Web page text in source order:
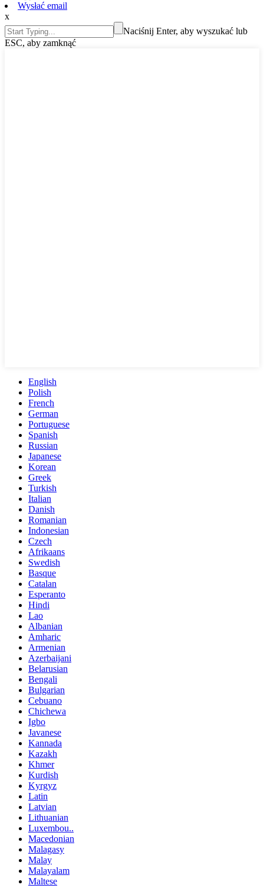
Wysłać email
x
Naciśnij Enter, aby wyszukać lub
ESC, aby zamknąć
English
Polish
French
German
Portuguese
Spanish
Russian
Japanese
Korean
Greek
Turkish
Italian
Danish
Romanian
Indonesian
Czech
Afrikaans
Swedish
Basque
Catalan
Esperanto
Hindi
Lao
Albanian
Amharic
Armenian
Azerbaijani
Belarusian
Bengali
Bulgarian
Cebuano
Chichewa
Igbo
Javanese
Kannada
Kazakh
Khmer
Kurdish
Kyrgyz
Latin
Latvian
Lithuanian
Luxembou..
Macedonian
Malagasy
Malay
Malayalam
Maltese